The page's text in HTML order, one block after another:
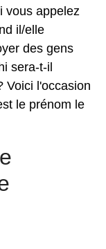
vous appelez
il/elle
des gens
sera-t-il
Voici l'occasion
le prénom le